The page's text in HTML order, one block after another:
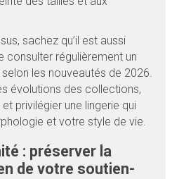
sachez qu’il est aussi
consulter régulièrement un
les nouveautés de 2026.
évolutions des collections,
privilégier une lingerie qui
et votre style de vie.
: préserver la
de votre soutien-